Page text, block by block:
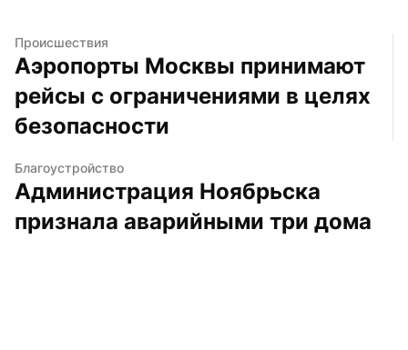
Происшествия
Аэропорты Москвы принимают
рейсы с ограничениями в целях
безопасности
Благоустройство
Администрация Ноябрьска
признала аварийными три дома